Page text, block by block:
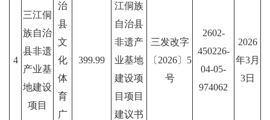
4
三江侗
族自治
县非遗
产业基
地建设
项目
治
县
文
化
体
育
广
399.99
江侗族
自治县
非遗产
业基地
建设项
目项目
建议书
三发改字
〔2026〕5
号
2602-
450226-
04-05-
974062
2026
年3月
3日